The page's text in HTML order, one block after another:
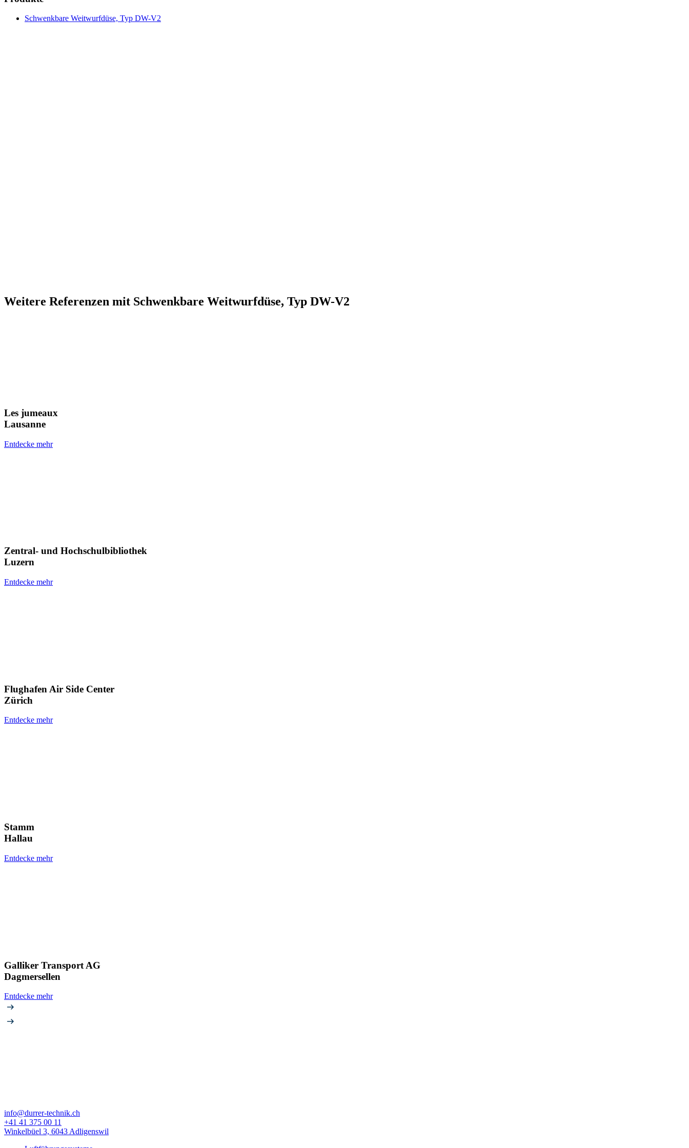
Schwenkbare Weitwurfdüse, Typ DW-V2
Weitere Referenzen mit Schwenkbare Weitwurfdüse, Typ DW-V2
Les jumeaux
Lausanne
Entdecke mehr
Zentral- und Hochschulbibliothek
Luzern
Entdecke mehr
Flughafen Air Side Center
Zürich
Entdecke mehr
Stamm
Hallau
Entdecke mehr
Galliker Transport AG
Dagmersellen
Entdecke mehr
info@durrer-technik.ch
+41 41 375 00 11
Winkelbüel 3, 6043 Adligenswil